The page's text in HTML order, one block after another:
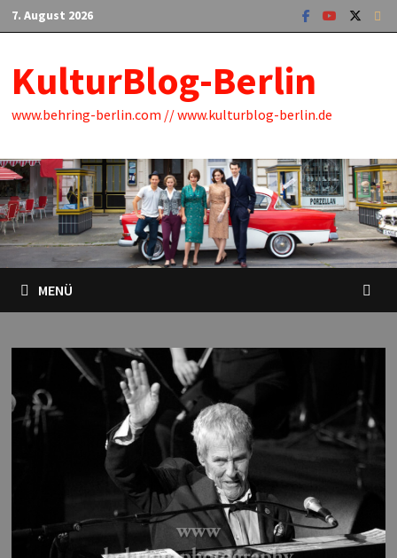
Zum
Inhalt
7. August 2026
KulturBlog-Berlin
www.behring-berlin.com // www.kulturblog-berlin.de
MENÜ